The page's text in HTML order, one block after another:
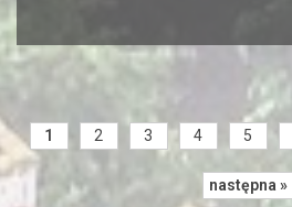
1 2 3 4 5
następna »